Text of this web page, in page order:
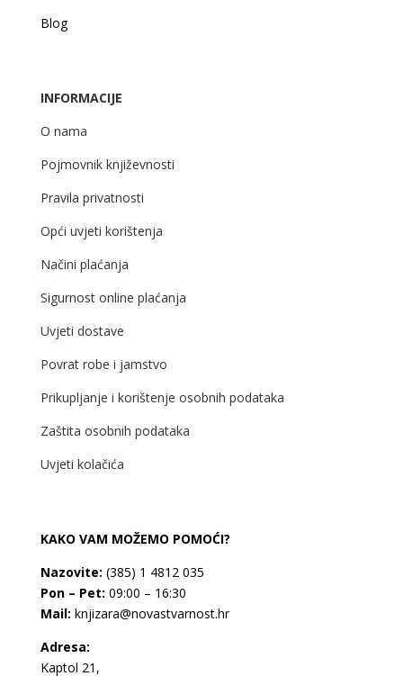
Blog
INFORMACIJE
O nama
Pojmovnik književnosti
Pravila privatnosti
Opći uvjeti korištenja
Načini plaćanja
Sigurnost online plaćanja
Uvjeti dostave
Povrat robe i jamstvo
Prikupljanje i korištenje osobnih podataka
Zaštita osobnih podataka
Uvjeti kolačića
KAKO VAM MOŽEMO POMOĆI?
Nazovite: (385) 1 4812 035
Pon – Pet: 09:00 – 16:30
Mail: knjizara@novastvarnost.hr
Adresa:
Kaptol 21,